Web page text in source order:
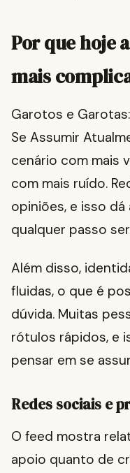
Por que hoje
mais
Garotos e
Se Assumir
cenário com mais
com mais ruído.
opiniões, e isso
qualquer passo
Além disso,
fluidas, o que é
dúvida. Muitas
rótulos rápidos, e
pensar em se
Redes sociais e
O feed mostra
apoio quanto de